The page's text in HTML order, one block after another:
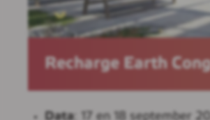
Recharge Earth
Data : 17 en 18 september